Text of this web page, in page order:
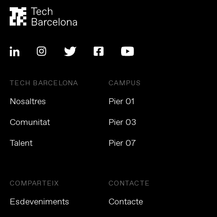
TECH BARCELONA
Nosaltres
Comunitat
Talent
CAMPUS
Pier 01
Pier 03
Pier 07
COMPARTEIX
Esdeveniments
CONTACTE
Contacte